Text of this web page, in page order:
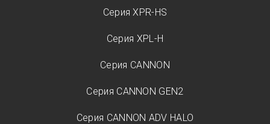
Серия XPR-HS
Серия XPL-H
Серия CANNON
Серия CANNON GEN2
Серия CANNON ADV HALO